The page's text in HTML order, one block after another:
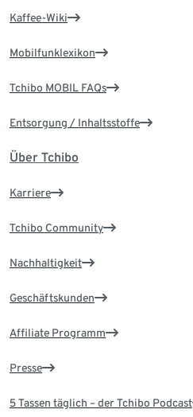
Kaffee-Wiki
Mobilfunklexikon
Tchibo MOBIL FAQs
Entsorgung / Inhaltsstoffe
Über Tchibo
Karriere
Tchibo Community
Nachhaltigkeit
Geschäftskunden
Affiliate Programm
Presse
5 Tassen täglich – der Tchibo Podcast